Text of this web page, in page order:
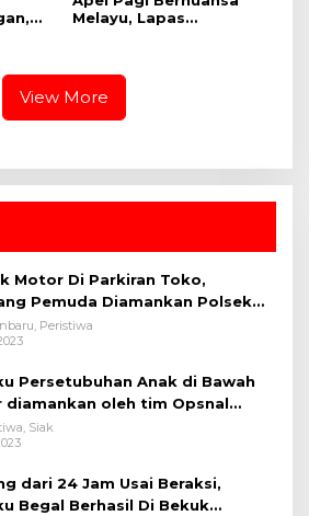
Melayu, Lapas
Provinsi Riau
View More
Motor Di Parkiran Toko,
Pemuda Diamankan Polsek
RayaPeristiwa
Persetubuhan Anak di Bawah
diamankan oleh tim Opsnal
Tualang-Polres Siak-Polda Riau
Siak
dari 24 Jam Usai Beraksi,
Begal Berhasil Di Bekuk